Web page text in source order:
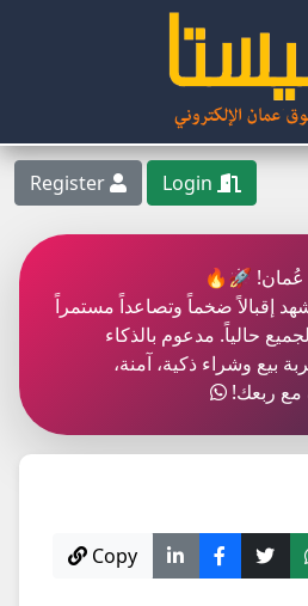
عُمان! 🚀🔥
إقبالاً ضخماً وتصاعداً مستمراً
حالياً. مدعوم بالذكاء
بيع وشراء ذكية، آمنة،
مع ربعك!
Copy